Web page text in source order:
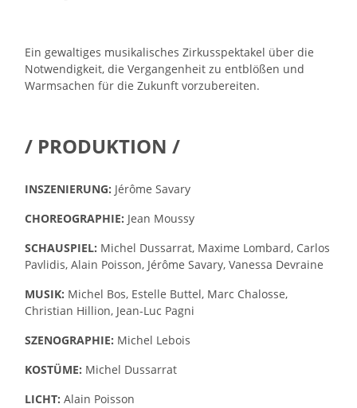
Ein gewaltiges musikalisches Zirkusspektakel über die
Notwendigkeit, die Vergangenheit zu entblößen und
Warmsachen für die Zukunft vorzubereiten.
/ PRODUKTION /
INSZENIERUNG: Jérôme Savary
CHOREOGRAPHIE: Jean Moussy
SCHAUSPIEL: Michel Dussarrat, Maxime Lombard, Carlos
Pavlidis, Alain Poisson, Jérôme Savary, Vanessa Devraine
MUSIK: Michel Bos, Estelle Buttel, Marc Chalosse,
Christian Hillion, Jean-Luc Pagni
SZENOGRAPHIE: Michel Lebois
KOSTÜME: Michel Dussarrat
LICHT: Alain Poisson